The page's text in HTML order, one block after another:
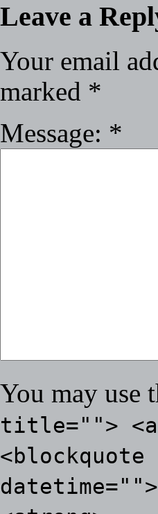
Leave a
Your email
marked *
Message: *
You may use
title="">